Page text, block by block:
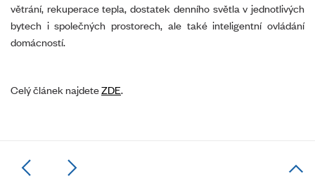
větrání, rekuperace tepla, dostatek denního světla v jednotlivých
bytech i společných prostorech, ale také inteligentní ovládání
domácností.
Celý článek najdeteZDE.